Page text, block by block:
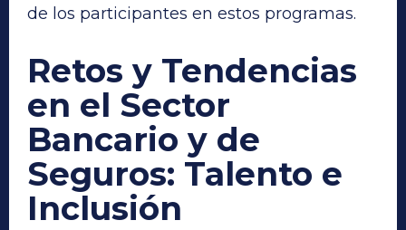
de los participantes en estos programas.
Retos y Tendencias
en el Sector
Bancario y de
Seguros: Talento e
Inclusión